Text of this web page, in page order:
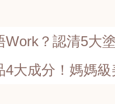
？認清5大
大成分！媽媽級